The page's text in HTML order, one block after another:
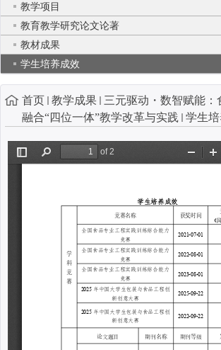
教学项目
教育教学研究论文论著
教材成果
学生培养成效
首页 教学成果
三元驱动・数智赋能：
融合“四位一体”教学改革与实践
学生